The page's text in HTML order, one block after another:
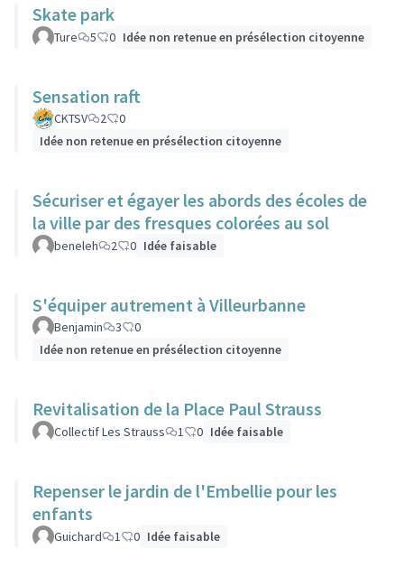
Skate park
Ture 5 0 Idée non retenue en présélection citoyenne
Sensation raft
CKTSV 2
0
Idée non retenue en présélection citoyenne
Sécuriser et égayer les abords des écoles de
la ville par des fresques colorées au sol
beneleh 2 0 Idée faisable
S'équiper autrement à Villeurbanne
Benjamin 3
0
Idée non retenue en présélection citoyenne
Revitalisation de la Place Paul Strauss
Collectif Les Strauss 1 0 Idée faisable
Repenser le jardin de l'Embellie pour les
enfants
Guichard 1 0 Idée faisable